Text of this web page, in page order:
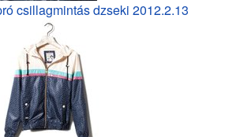
csillagmintás dzseki 2012.2.13